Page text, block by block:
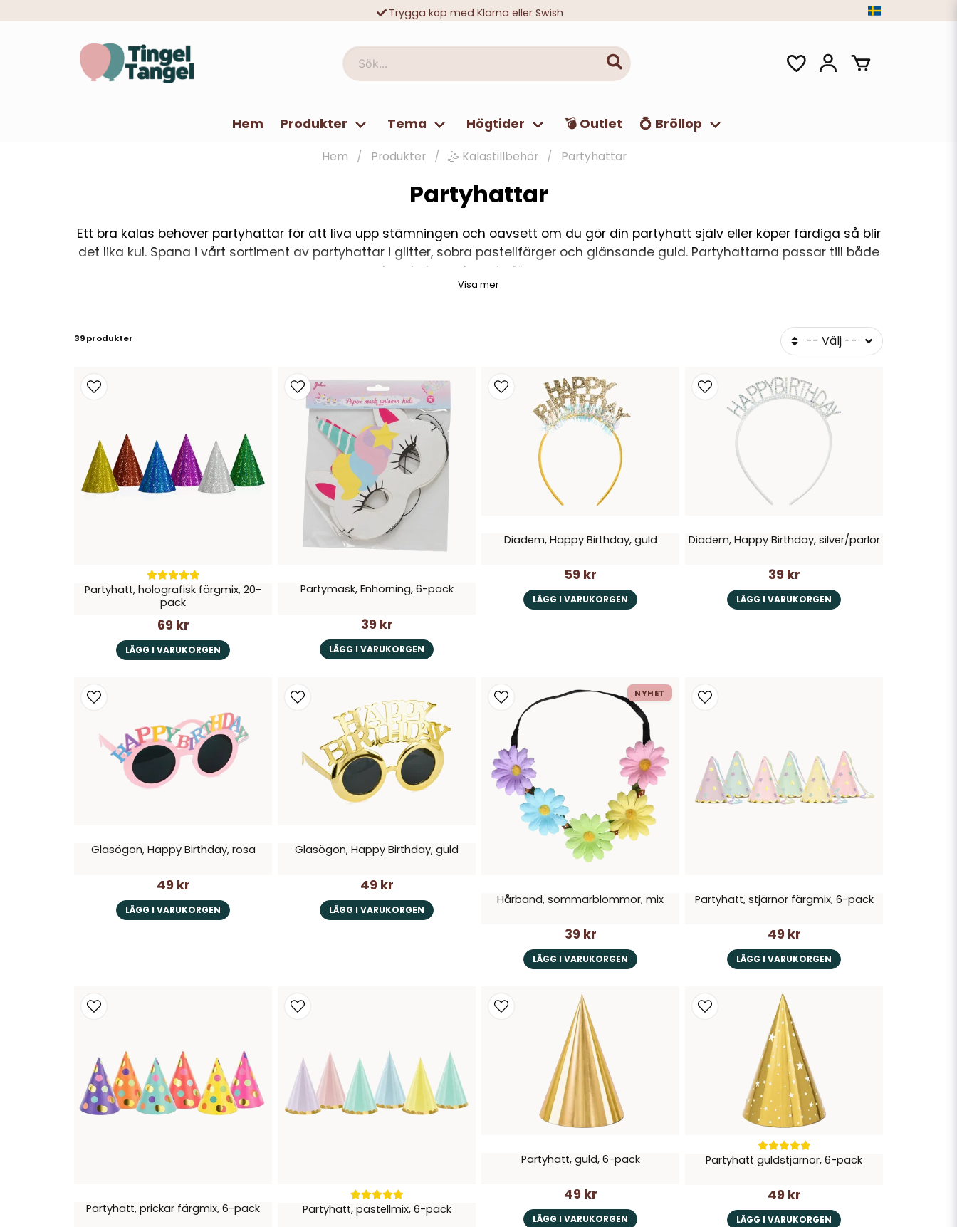
Trygga köp med Klarna eller Swish
Sök...
Hem Produkter Tema Högtider 💣 Outlet 💍 Bröllop
Hem Produkter 🤹 Kalastillbehör Partyhattar
Partyhattar
Ett bra kalas behöver partyhattar för att liva upp stämningen och oavsett om du gör din partyhatt själv eller köper färdiga så blir
det lika kul. Spana i vårt sortiment av partyhattar i glitter, sobra pastellfärger och glänsande guld. Partyhattarna passar till både
barnkalas och party för vuxna.
Visa mer
39 produkter -- Välj --
Partyhatt, holografisk färgmix, 20-
pack
69 kr
LÄGG I VARUKORGEN
Partymask, Enhörning, 6-pack
39 kr
LÄGG I VARUKORGEN
Diadem, Happy Birthday, guld
59 kr
LÄGG I VARUKORGEN
Diadem, Happy Birthday, silver/pärlor
39 kr
LÄGG I VARUKORGEN
Glasögon, Happy Birthday, rosa
49 kr
LÄGG I VARUKORGEN
Glasögon, Happy Birthday, guld
49 kr
LÄGG I VARUKORGEN
Hårband, sommarblommor, mix
39 kr
LÄGG I VARUKORGEN
NYHET
Partyhatt, stjärnor färgmix, 6-pack
49 kr
LÄGG I VARUKORGEN
Partyhatt, prickar färgmix, 6-pack Partyhatt, pastellmix, 6-pack
Partyhatt, guld, 6-pack
49 kr
LÄGG I VARUKORGEN
Partyhatt guldstjärnor, 6-pack
49 kr
LÄGG I VARUKORGEN